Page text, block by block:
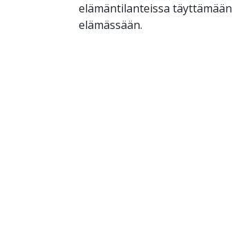
elämäntilanteissa
elämässään.